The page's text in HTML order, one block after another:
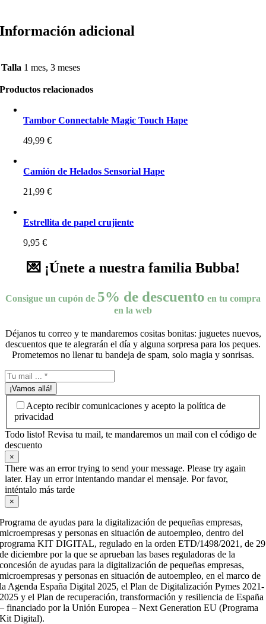
Información adicional
Talla 1 mes, 3 meses
Productos relacionados
Tambor Connectable Magic Touch Hape
49,99€
Camión de Helados Sensorial Hape
21,99€
Estrellita de papel crujiente
9,95€
💌 ¡Únete a nuestra familia Bubba!
Consigue un cupón de 5% de descuento en tu compra
en la web
Déjanos tu correo y te mandaremos cositas bonitas: juguetes nuevos,
descuentos que te alegrarán el día y alguna sorpresa para los peques.
Prometemos no llenar tu bandeja de spam, solo magia y sonrisas.
¡Vamos allá!
Acepto recibir comunicaciones y acepto la política de
privacidad
Todo listo! Revisa tu mail, te mandaremos un mail con el código de
descuento
×
There was an error trying to send your message. Please try again
later. Hay un error intentando mandar el mensaje. Por favor,
inténtalo más tarde
×
Programa de ayudas para la digitalización de pequeñas empresas,
microempresas y personas en situación de autoempleo, dentro del
programa KIT DIGITAL, regulado en la orden ETD/1498/2021, de 29
de diciembre por la que se aprueban las bases reguladoras de la
concesión de ayudas para la digitalización de pequeñas empresas,
microempresas y personas en situación de autoempleo, en el marco de
la Agenda España Digital 2025, el Plan de Digitalización Pymes 2021-
2025 y el Plan de recuperación, transformación y resiliencia de España
– financiado por la Unión Europea – Next Generation EU (Programa
Kit Digital).